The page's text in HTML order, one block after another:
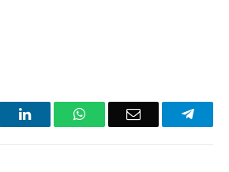
LinkedInWhatsAppEmail